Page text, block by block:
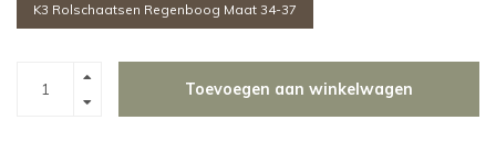
K3 Rolschaatsen Regenboog Maat 34-37
Toevoegen aan winkelwagen